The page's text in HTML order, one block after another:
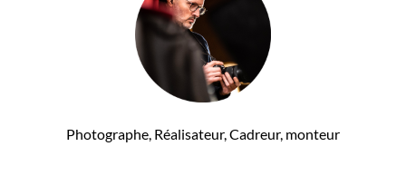
Photographe, Réalisateur, Cadreur, monteur